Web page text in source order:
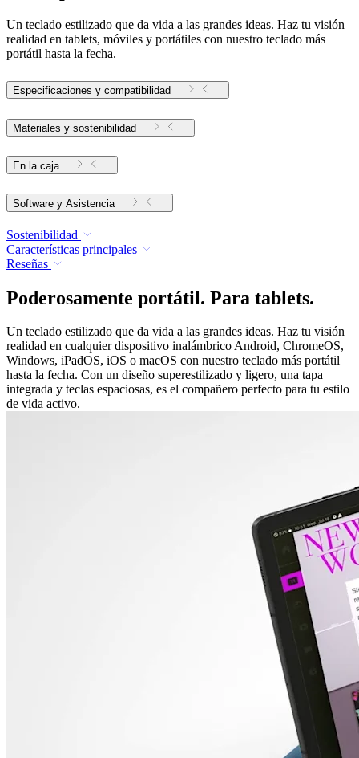
Un teclado estilizado que da vida a las grandes ideas. Haz tu visión
realidad en tablets, móviles y portátiles con nuestro teclado más
portátil hasta la fecha.
Especificaciones y compatibilidad
Materiales y sostenibilidad
En la caja
Software y Asistencia
Sostenibilidad
Características principales
Reseñas
Poderosamente portátil. Para tablets.
Un teclado estilizado que da vida a las grandes ideas. Haz tu visión
realidad en cualquier dispositivo inalámbrico Android, ChromeOS,
Windows, iPadOS, iOS o macOS con nuestro teclado más portátil
hasta la fecha. Con un diseño superestilizado y ligero, una tapa
integrada y teclas espaciosas, es el compañero perfecto para tu estilo
de vida activo.